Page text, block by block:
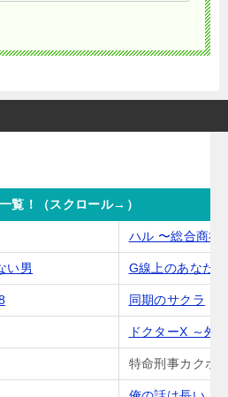
覧！（スクロール→）
ハル 〜総合商社
い男 G線上のあなた
同期のサクラ
ドクターX ～外
特命刑事カクホ